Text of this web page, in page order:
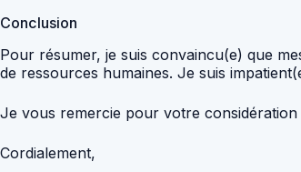
Conclusion
Pour résumer, je suis convaincu(e) que
de ressources humaines. Je suis
Je vous remercie pour votre
Cordialement,